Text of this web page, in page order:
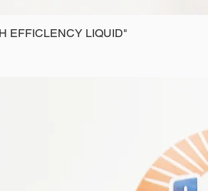
EFFICLENCY LIQUID"